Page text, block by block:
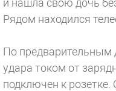
и нашла свою дочь
Рядом находился
По предварительным
удара током от
подключен к розетке.